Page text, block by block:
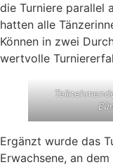
die Turniere parallel
hatten alle
Können in zwei
wertvolle
Ergänzt wurde das
Erwachsene, an